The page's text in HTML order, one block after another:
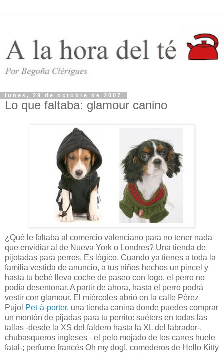
lunes, 29 de octubre de 2007
Lo que faltaba: glamour canino
¿Qué le faltaba al comercio valenciano para no tener nada
que envidiar al de Nueva York o Londres? Una tienda de
pijotadas para perros. Es lógico. Cuando ya tienes a toda la
familia vestida de anuncio, a tus niños hechos un pincel y
hasta tu bebé lleva coche de paseo con logo, el perro no
podía desentonar. A partir de ahora, hasta el perro podrá
vestir con glamour. El miércoles abrió en la calle Pérez
Pujol Pet-à-porter, una tienda canina donde puedes comprar
un montón de pijadas para tu perrito: suéters en todas las
tallas -desde la XS del faldero hasta la XL del labrador-,
chubasqueros ingleses –el pelo mojado de los canes huele
fatal-; perfume francés Oh my dog!, comederos de Hello Kitty